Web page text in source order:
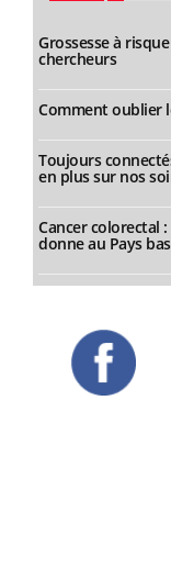
Grossesse à
chercheurs
Comment oublier
Toujours
en plus sur nos
Cancer colorectal
donne au Pays